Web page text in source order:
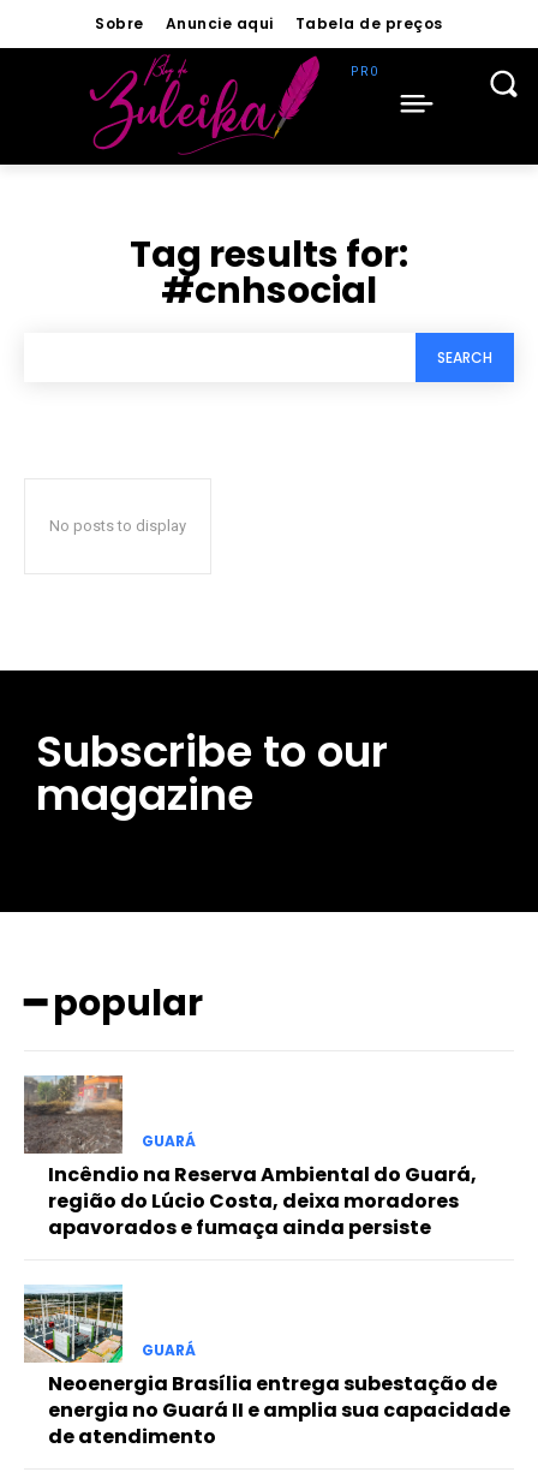
━ pricing plans
Free
Included for free:
Etiam est nibh, lobortis sit
Ut mollis pellentesque tortor
Nullam eu erat condimentum
Donec quis est ac felis
Orci varius natoque dolor
Sobre Anuncie aqui Tabela de preços
Tag results for:
#cnhsocial
SEARCH
No posts to display
Subscribe to our
magazine
━ popular
GUARÁ
Incêndio na Reserva Ambiental do Guará,
região do Lúcio Costa, deixa moradores
apavorados e fumaça ainda persiste
GUARÁ
Neoenergia Brasília entrega subestação de
energia no Guará II e amplia sua capacidade
de atendimento